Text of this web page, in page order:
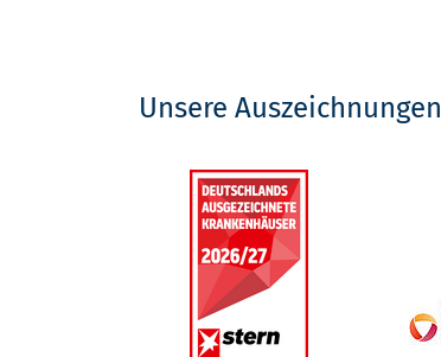
Unsere Auszeichnungen